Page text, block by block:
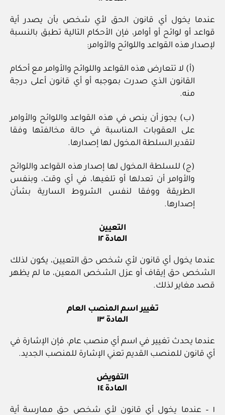
عندما يخول أي قانون الحق لأي شخص بأن يصدر أية
قواعد أو لوائح أو أوامر، فإن الأحكام التالية تطبق بالنسبة
لإصدار هذه القواعد واللوائح والأوامر:
(أ) لا تتعارض هذه القواعد واللوائح والأوامر مع أحكام
القانون الذي صدرت بموجبه أو أي قانون أعلى درجة
منه.
(ب) يجوز أن ينص في هذه القواعد واللوائح والأوامر
على العقوبات المناسبة في حالة مخالفتها وفقا
لتقدير السلطة المخول لها إصدارها.
(ج) للسلطة المخول لها إصدار هذه القواعد واللوائح
والأوامر أن تعدلها أو تلغيها، في أي وقت، وبنفس
الطريقة ووفقا لنفس الشروط السارية بشأن
إصدارها.
التعيين
المادة ١٢
عندما يخول أي قانون لأي شخص حق التعيين، يكون لذلك
الشخص حق إيقاف أو عزل الشخص المعين، ما لم يظهر
قصد مغاير لذلك.
تغيير اسم المنصب العام
المادة ١٣
عندما يحدث تغيير في اسم أي منصب عام، فإن الإشارة في
أي قانون للمنصب القديم تعني الإشارة للمنصب الجديد.
التفويض
المادة ١٤
١ – عندما يخول أي قانون لأي شخص حق ممارسة أية